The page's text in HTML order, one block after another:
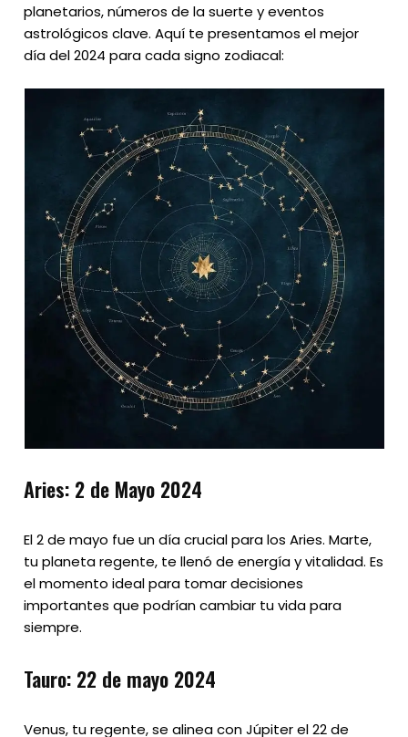
planetarios, números de la suerte y eventos
astrológicos clave. Aquí te presentamos el mejor
día del 2024 para cada signo zodiacal:
Aries: 2 de Mayo 2024
El 2 de mayo fue un día crucial para los Aries. Marte,
tu planeta regente, te llenó de energía y vitalidad. Es
el momento ideal para tomar decisiones
importantes que podrían cambiar tu vida para
siempre.
Tauro: 22 de mayo 2024
Venus, tu regente, se alinea con Júpiter el 22 de